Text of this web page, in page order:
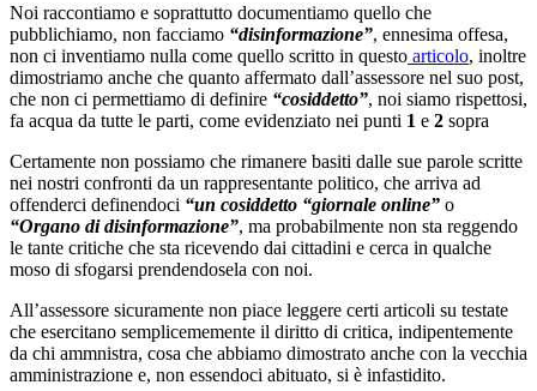
Noi raccontiamo e soprattutto documentiamo quello che
pubblichiamo, non facciamo “disinformazione”, ennesima offesa,
non ci inventiamo nulla come quello scritto in questo articolo, inoltre
dimostriamo anche che quanto affermato dall’assessore nel suo post,
che non ci permettiamo di definire “cosiddetto”, noi siamo rispettosi,
fa acqua da tutte le parti, come evidenziato nei punti 1 e 2 sopra
Certamente non possiamo che rimanere basiti dalle sue parole scritte
nei nostri confronti da un rappresentante politico, che arriva ad
offenderci definendoci “un cosiddetto “giornale online” o
“Organo di disinformazione”, ma probabilmente non sta reggendo
le tante critiche che sta ricevendo dai cittadini e cerca in qualche
moso di sfogarsi prendendosela con noi.
All’assessore sicuramente non piace leggere certi articoli su testate
che esercitano semplicememente il diritto di critica, indipentemente
da chi ammnistra, cosa che abbiamo dimostrato anche con la vecchia
amministrazione e, non essendoci abituato, si è infastidito.